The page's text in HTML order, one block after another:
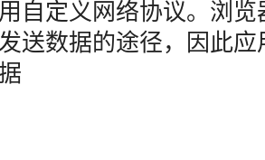
自定义网络协议。浏览
送数据的途径，因此应